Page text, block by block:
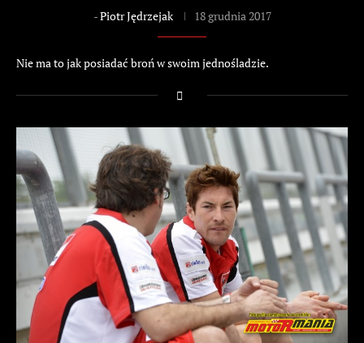
-Piotr Jędrzejak 18 grudnia 2017
Nie ma to jak posiadać broń w swoim jednośladzie.